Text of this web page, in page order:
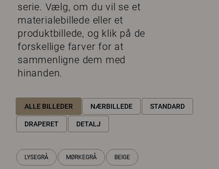
serie. Vælg, om du vil se et
materialebillede eller et
produktbillede, og klik på de
forskellige farver for at
sammenligne dem med
hinanden.
ALLE BILLEDER NÆRBILLEDE STANDARD
DRAPERET DETALJ
LYSEGRÅ MØRKEGRÅ BEIGE